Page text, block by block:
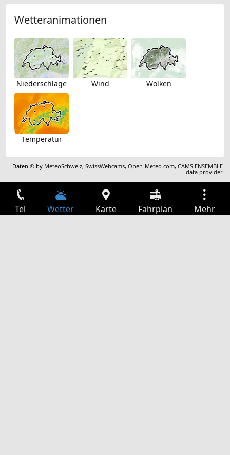
Wetteranimationen
Niederschläge Wind Wolken
Temperatur
Daten © by MeteoSchweiz,SwissWebcams,Open-Meteo.com,CAMS ENSEMBLE
data provider
Tel Wetter Karte Fahrplan Mehr